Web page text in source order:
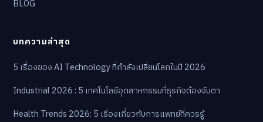
BLOG
บทความล่าสุด
5 เรื่องของ AI Technology ที่กำลังเปลี่ยนโลกในปี 2026
Industrial 2026 : 5 เทคโนโลยีอุตสาหกรรมที่ธุรกิจต้องจับตา
Health Trends 2026: 5 เรื่องเกี่ยวกับการแพทย์ที่ควรรู้